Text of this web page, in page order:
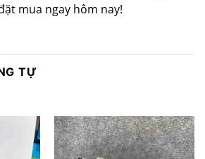
mua ngay hôm nay!
TỰ